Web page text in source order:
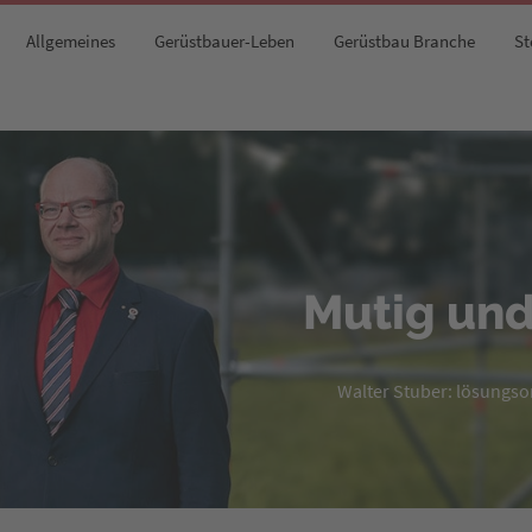
Allgemeines Gerüstbauer-Leben Gerüstbau Branche
Mutig
Walter Stuber: